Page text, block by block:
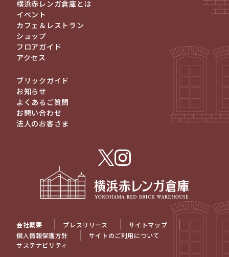
横浜赤レンガ倉庫とは
イベント
カフェ＆レストラン
ショップ
フロアガイド
アクセス
ブリックガイド
お知らせ
よくあるご質問
お問い合わせ
法人のお客さま
会社概要 プレスリリース
サイトマップ
個人情報保護方針
サイトのご利用について
サステナビリティ